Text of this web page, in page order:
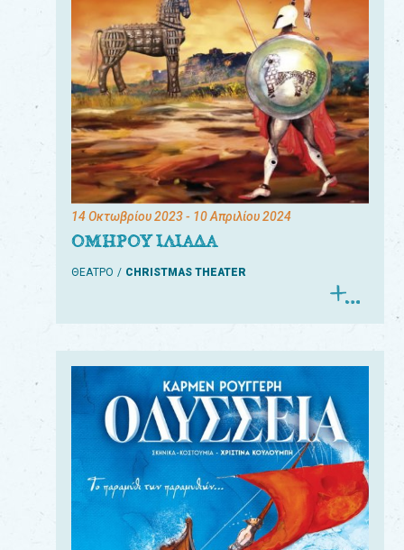
14 Οκτωβρίου 2023- 10 Απριλίου 2024
ΟΜΗΡΟΥ ΙΛΙΑΔΑ
ΘΕΑΤΡΟ CHRISTMAS THEATER